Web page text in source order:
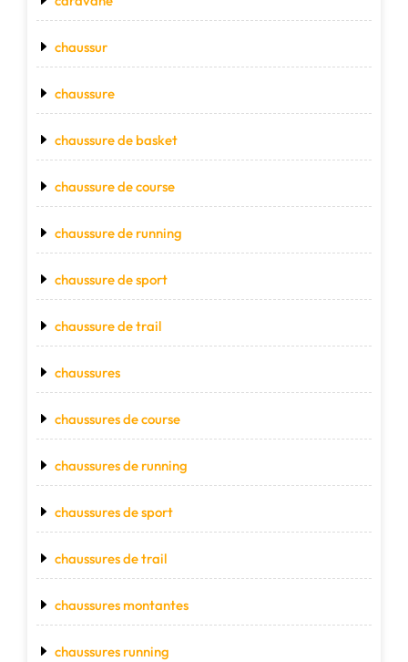
chaussur
chaussure
chaussure de basket
chaussure de course
chaussure de running
chaussure de sport
chaussure de trail
chaussures
chaussures de course
chaussures de running
chaussures de sport
chaussures de trail
chaussures montantes
chaussures running